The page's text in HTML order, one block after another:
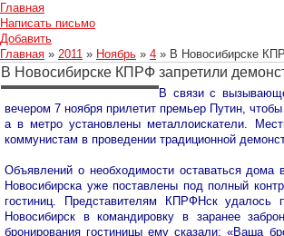
Главная
Написать письмо
Добавить
Главная » 2011 » Ноябрь » 4 » В Новосибирске
В Новосибирске КПРФ запретили
В связи с
вечером 7 ноября прилетит премьер Путин,
а в метро установлены металлоискатели.
коммунистам в проведении традиционной
Объявлений о необходимости оставаться дома
Новосибирска уже поставлены под полный
гостиниц. Представителям КПРФНск
Новосибирск в командировку в заранее
бронирования гостиницы ему сказали: «Ваша